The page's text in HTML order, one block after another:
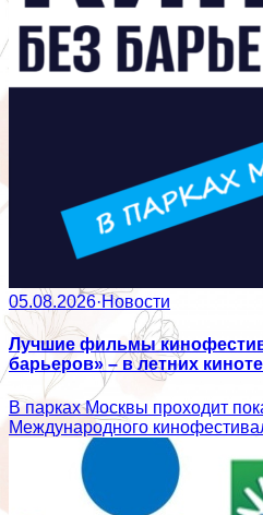
05.08.2026·Новости
Лучшие фильмы
барьеров» – в летних
В парках Москвы проходит
Международного